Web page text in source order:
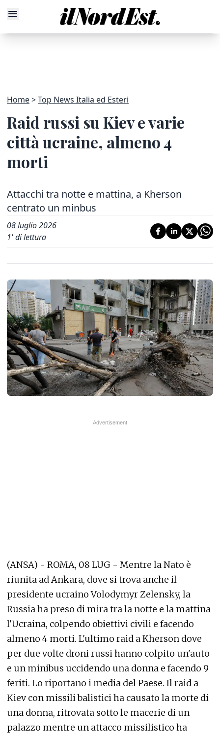
Home Top News Italia ed Esteri
Raid russi su Kiev e varie
città ucraine, almeno 4
morti
Attacchi tra notte e mattina, a Kherson
centrato un minbus
08 luglio 2026
1' di lettura
(ANSA) - ROMA, 08 LUG - Mentre la Nato è
riunita ad Ankara, dove si trova anche il
presidente ucraino Volodymyr Zelensky, la
Russia ha preso di mira tra la notte e la mattina
l'Ucraina, colpendo obiettivi civili e facendo
almeno 4 morti. L'ultimo raid a Kherson dove
per due volte droni russi hanno colpito un'auto
e un minibus uccidendo una donna e facendo 9
feriti. Lo riportano i media del Paese. Il raid a
Kiev con missili balistici ha causato la morte di
una donna, ritrovata sotto le macerie di un
palazzo mentre un attacco missilistico ha